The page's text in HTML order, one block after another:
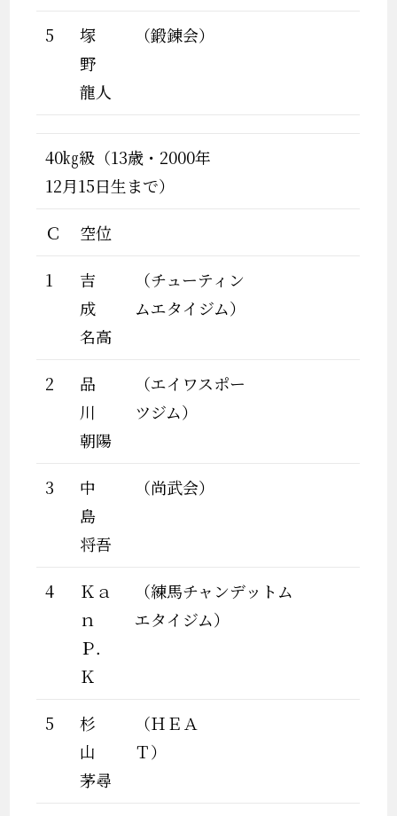
5
塚
野
龍人
（鍛錬会）
40㎏級（13歳・2000年
12月15日生まで）
Ｃ 空位
1
吉
成
名高
（チューティン
ムエタイジム）
2
品
川
朝陽
（エイワスポー
ツジム）
3
中
島
将吾
（尚武会）
4
Ｋａ
ｎ
Ｐ．
Ｋ
（練馬チャンデットム
エタイジム）
5
杉
山
茅尋
（ＨＥＡ
Ｔ）